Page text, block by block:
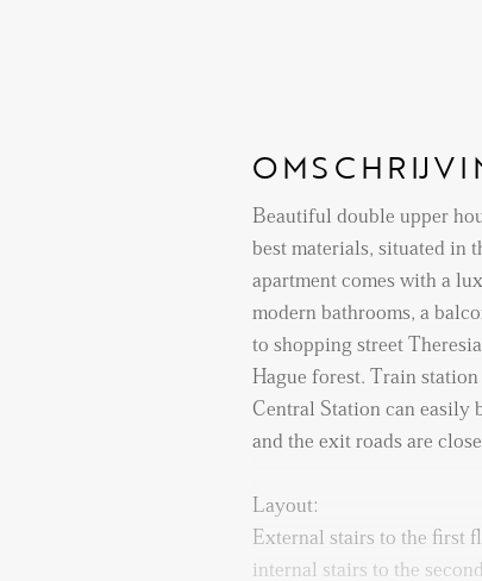
Beautiful double upper
best materials, situated in
apartment comes with a
modern bathrooms, a
to shopping street
Hague forest. Train station Laan van NOI and The Hague
Central Station can easily
and the exit roads are close.
Layout:
External stairs to the first
internal stairs to the